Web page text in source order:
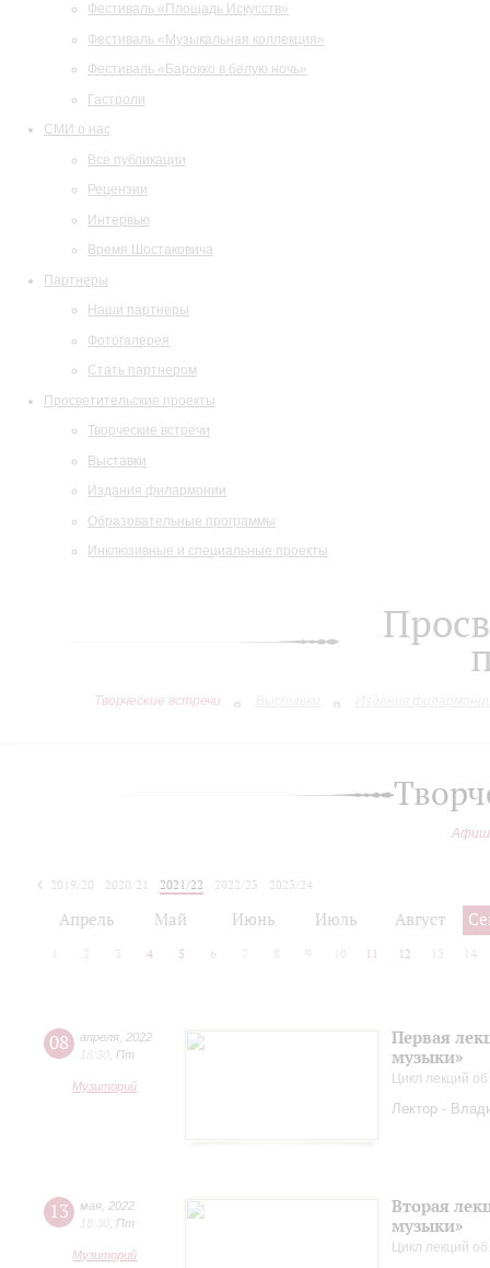
Фестиваль «Площадь Искусств»
Фестиваль «Музыкальная коллекция»
Фестиваль «Барокко в белую ночь»
Гастроли
СМИ о нас
Все публикации
Рецензии
Интервью
Время Шостаковича
Партнеры
Наши партнеры
Фотогалерея
Стать партнером
Просветительские проекты
Творческие встречи
Выставки
Издания филармонии
Образовательные программы
Инклюзивные и специальные проекты
Творческие встречи
2019/20 2020/21 2021/22 2022/23
2023/24
Апрель Май Июнь Июль Август
2 3 4 5 6 7 8 9 10 11 12 13 14
08 апреля 2022
18:30 Пт
Музиторий
Первая
музыки»
Цикл лекций
Лектор -
13 мая 2022
18:30 Пт
Музиторий
Вторая
музыки»
Цикл лекций